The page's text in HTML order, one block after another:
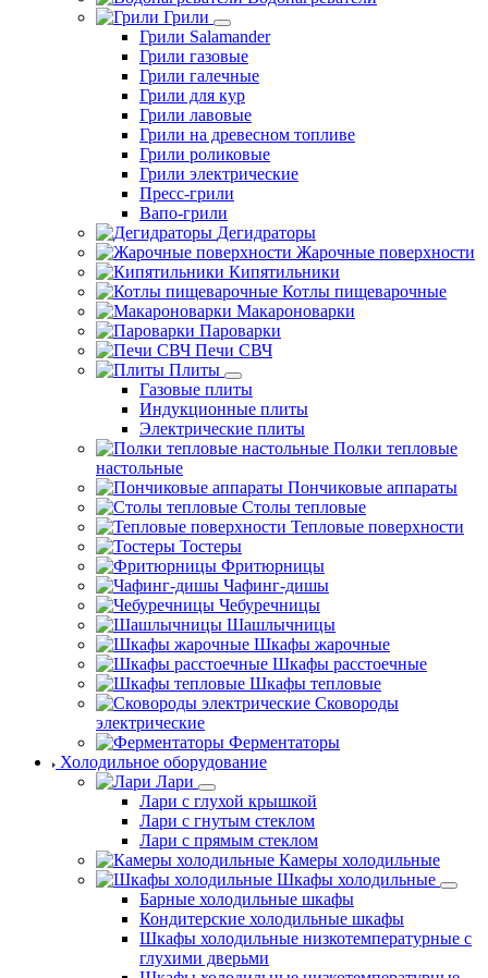
Грили
Грили Salamander
Грили газовые
Грили галечные
Грили для кур
Грили лавовые
Грили на древесном топливе
Грили роликовые
Грили электрические
Пресс-грили
Вапо-грили
Дегидраторы
Жарочные поверхности
Кипятильники
Котлы пищеварочные
Макароноварки
Пароварки
Печи СВЧ
Плиты
Газовые плиты
Индукционные плиты
Электрические плиты
Полки тепловые
настольные
Пончиковые аппараты
Столы тепловые
Тепловые поверхности
Тостеры
Фритюрницы
Чафинг-дишы
Чебуречницы
Шашлычницы
Шкафы жарочные
Шкафы расстоечные
Шкафы тепловые
Сковороды
электрические
Ферментаторы
Холодильное оборудование
Лари
Лари с глухой крышкой
Лари с гнутым стеклом
Лари с прямым стеклом
Камеры холодильные
Шкафы холодильные
Барные холодильные шкафы
Кондитерские холодильные шкафы
Шкафы холодильные низкотемпературные с
глухими дверьми